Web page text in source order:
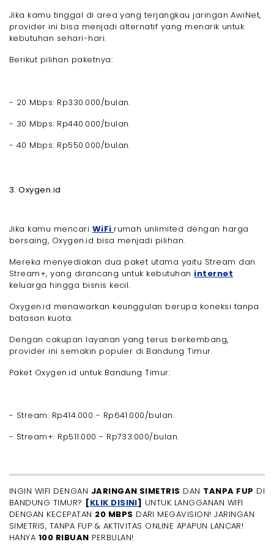
Jika kamu tinggal di area yang terjangkau jaringan AwiNet,
provider ini bisa menjadi alternatif yang menarik untuk
kebutuhan sehari-hari.
Berikut pilihan paketnya:
- 20 Mbps: Rp330.000/bulan.
- 30 Mbps: Rp440.000/bulan.
- 40 Mbps: Rp550.000/bulan.
3. Oxygen.id
Jika kamu mencari WiFi rumah unlimited dengan harga
bersaing, Oxygen.id bisa menjadi pilihan.
Mereka menyediakan dua paket utama yaitu Stream dan
Stream+, yang dirancang untuk kebutuhan internet
keluarga hingga bisnis kecil.
Oxygen.id menawarkan keunggulan berupa koneksi tanpa
batasan kuota.
Dengan cakupan layanan yang terus berkembang,
provider ini semakin populer di Bandung Timur.
Paket Oxygen.id untuk Bandung Timur:
- Stream: Rp414.000 - Rp641.000/bulan.
- Stream+: Rp511.000 - Rp733.000/bulan.
INGIN WIFI DENGAN JARINGAN SIMETRIS DAN TANPA FUP DI
BANDUNG TIMUR? [KLIK DISINI] UNTUK LANGGANAN WIFI
DENGAN KECEPATAN 20 MBPS DARI MEGAVISION! JARINGAN
SIMETRIS, TANPA FUP & AKTIVITAS ONLINE APAPUN LANCAR!
HANYA 100 RIBUAN PERBULAN!